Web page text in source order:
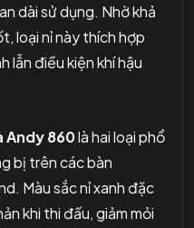
dài sử dụng. Nhờ khả
loại nỉ này thích hợp
lẫn điều kiện khí hậu
Andy 860là hai loại phổ
bị trên các bàn
Màu sắc nỉ xanh đặc
khi thi đấu, giảm mỏi